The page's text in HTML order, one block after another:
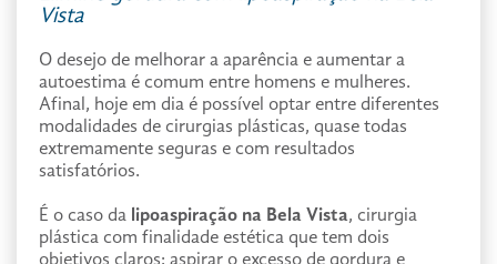
Vista
O desejo de melhorar a aparência e aumentar a
autoestima é comum entre homens e mulheres.
Afinal, hoje em dia é possível optar entre diferentes
modalidades de cirurgias plásticas, quase todas
extremamente seguras e com resultados
satisfatórios.
É o caso da lipoaspiração na Bela Vista, cirurgia
plástica com finalidade estética que tem dois
objetivos claros: aspirar o excesso de gordura e